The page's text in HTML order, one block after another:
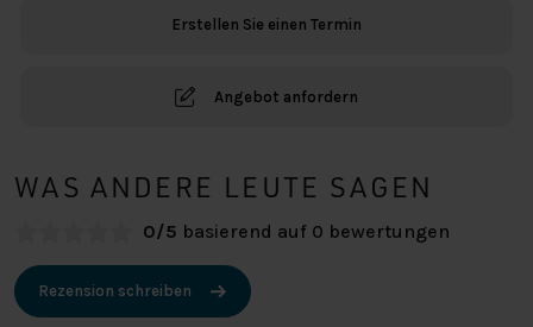
Erstellen Sie einen Termin
Angebot anfordern
WAS ANDERE LEUTE SAGEN
0/5 basierend auf 0 bewertungen
Rezension schreiben